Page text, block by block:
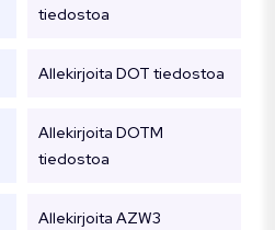
tiedostoa
Allekirjoita DOT tiedostoa
Allekirjoita DOTM
tiedostoa
Allekirjoita AZW3